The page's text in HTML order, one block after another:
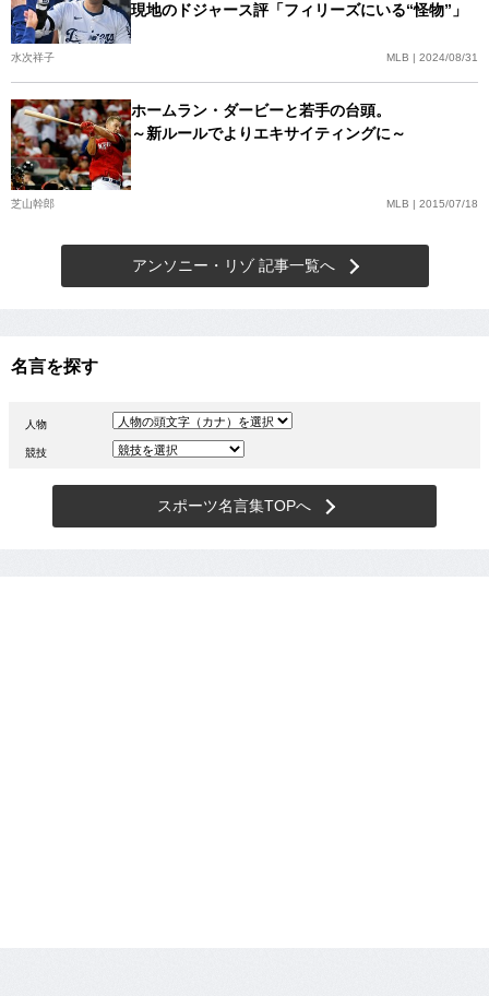
現地のドジャース評「フィリーズにいる“怪物”」
水次祥子 MLB | 2024/08/31
ホームラン・ダービーと若手の台頭。
～新ルールでよりエキサイティングに～
芝山幹郎 MLB | 2015/07/18
アンソニー・リゾ 記事一覧へ
名言を探す
人物
競技
スポーツ名言集TOPへ